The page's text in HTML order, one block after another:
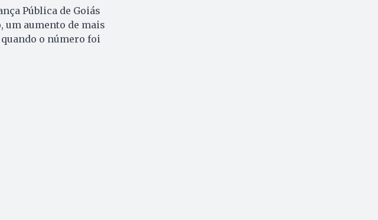
Pública de Goiás
um aumento de mais
o número foi